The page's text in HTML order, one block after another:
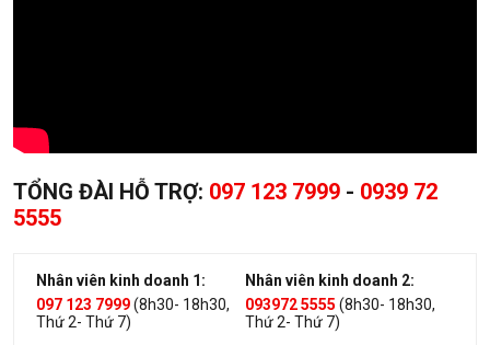
TỔNG ĐÀI HỖ TRỢ: 097 123 7999 - 0939 72
5555
Nhân viên kinh doanh 1:
097 123 7999(8h30- 18h30,
Thứ 2- Thứ 7)
Nhân viên kinh doanh 2:
093972 5555 (8h30- 18h30,
Thứ 2- Thứ 7)